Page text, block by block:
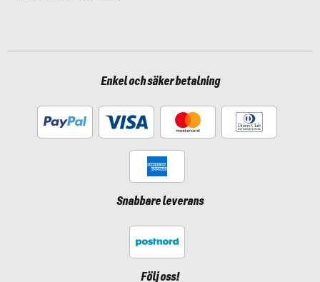
Enkel och säker betalning
Snabbare leverans
Följ oss!